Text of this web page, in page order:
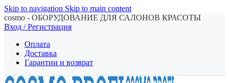
Skip to navigation Skip to main content
cosmo - ОБОРУДОВАНИЕ ДЛЯ САЛОНОВ КРАСОТЫ
Вход / Регистрация
Оплата
Доставка
Гарантии и возврат